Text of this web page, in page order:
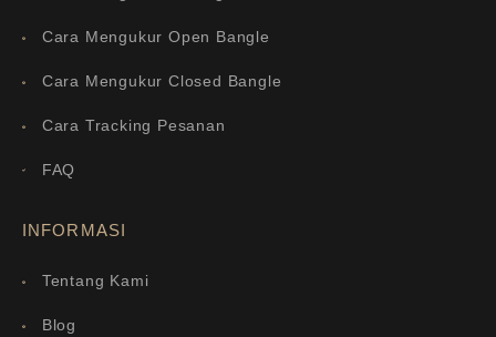
Cara Mengukur Open Bangle
Cara Mengukur Closed Bangle
Cara Tracking Pesanan
FAQ
INFORMASI
Tentang Kami
Blog